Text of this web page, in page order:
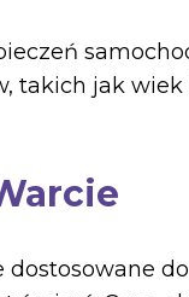
takich jak
dostosowane